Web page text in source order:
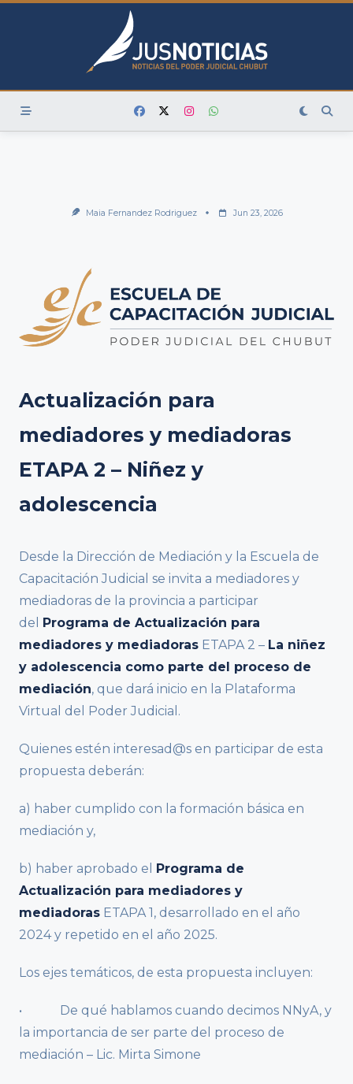
Skip
Maia Fernandez Rodriguez Jun 23, 2026
Actualización para
mediadores y mediadoras
ETAPA 2 – Niñez y
adolescencia
Desde la Dirección de Mediación y la Escuela de
Capacitación Judicial se invita a mediadores y
mediadoras de la provincia a participar
del
Programa de Actualización para
mediadores y mediadoras ETAPA 2 – La niñez
y adolescencia como parte del proceso de
mediación, que dará inicio en la Plataforma
Virtual del Poder Judicial.
Quienes estén interesad@s en participar de esta
propuesta deberán:
a) haber cumplido con la formación básica en
mediación y,
b) haber aprobado el
Programa de
Actualización para mediadores y
mediadoras ETAPA 1, desarrollado en el año
2024 y repetido en el año 2025.
Los ejes temáticos, de esta propuesta incluyen:
• De qué hablamos cuando decimos NNyA, y
la importancia de ser parte del proceso de
mediación – Lic. Mirta Simone